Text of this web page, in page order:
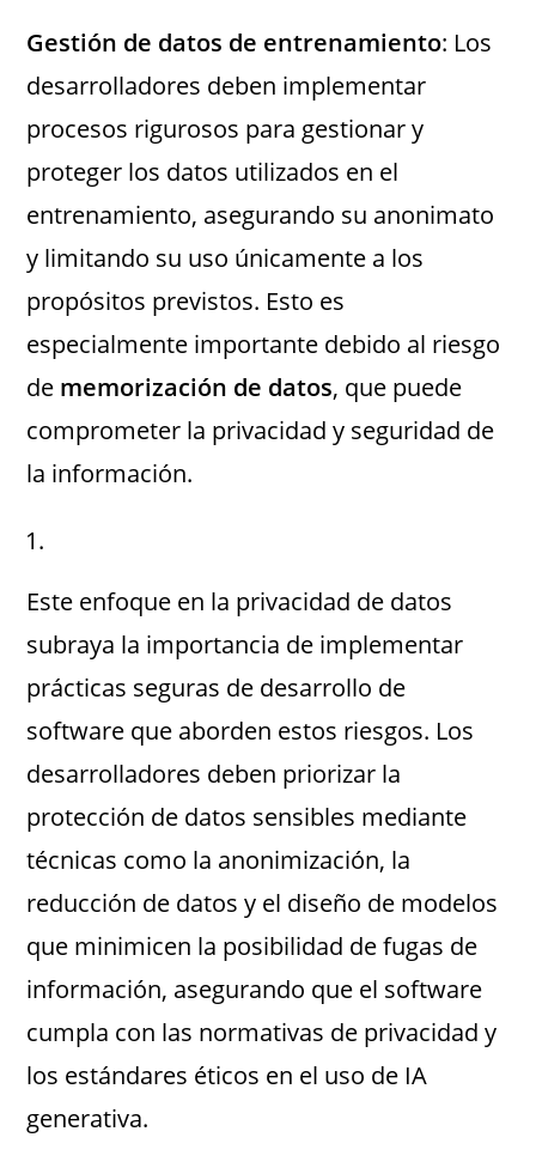
Gestión de datos de entrenamiento: Los
desarrolladores deben implementar
procesos rigurosos para gestionar y
proteger los datos utilizados en el
entrenamiento, asegurando su anonimato
y limitando su uso únicamente a los
propósitos previstos. Esto es
especialmente importante debido al riesgo
de memorización de datos, que puede
comprometer la privacidad y seguridad de
la información.
Este enfoque en la privacidad de datos
subraya la importancia de implementar
prácticas seguras de desarrollo de
software que aborden estos riesgos. Los
desarrolladores deben priorizar la
protección de datos sensibles mediante
técnicas como la anonimización, la
reducción de datos y el diseño de modelos
que minimicen la posibilidad de fugas de
información, asegurando que el software
cumpla con las normativas de privacidad y
los estándares éticos en el uso de IA
generativa​.